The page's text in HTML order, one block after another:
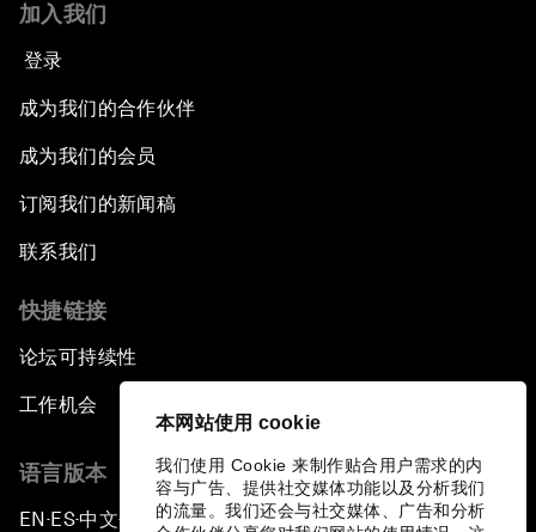
本网站使用 cookie
我们使用 Cookie 来制作贴合用户需求的内
容与广告、提供社交媒体功能以及分析我们
的流量。我们还会与社交媒体、广告和分析
加入我们
登录
成为我们的合作伙伴
成为我们的会员
订阅我们的新闻稿
联系我们
快捷链接
论坛可持续性
工作机会
语言版本
EN ▪ES▪中文▪ 日本語